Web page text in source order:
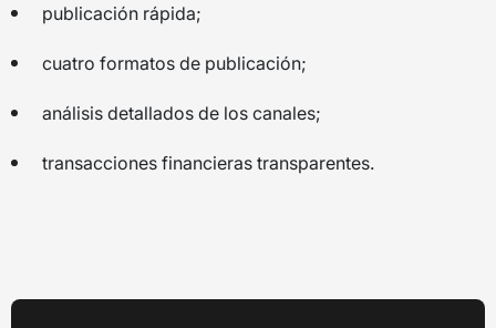
publicación rápida;
cuatro formatos de publicación;
análisis detallados de los canales;
transacciones financieras transparentes.